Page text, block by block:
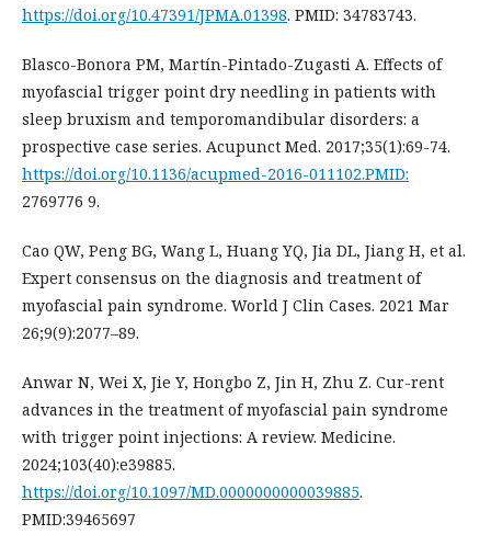
https://doi.org/10.47391/JPMA.01398. PMID: 34783743.
Blasco-Bonora PM, Martín-Pintado-Zugasti A. Effects of
myofascial trigger point dry needling in patients with
sleep bruxism and temporomandibular disorders: a
prospective case series. Acupunct Med. 2017;35(1):69-74.
https://doi.org/10.1136/acupmed-2016-011102.PMID:
2769776 9.
Cao QW, Peng BG, Wang L, Huang YQ, Jia DL, Jiang H, et al.
Expert consensus on the diagnosis and treatment of
myofascial pain syndrome. World J Clin Cases. 2021 Mar
26;9(9):2077–89.
Anwar N, Wei X, Jie Y, Hongbo Z, Jin H, Zhu Z. Cur-rent
advances in the treatment of myofascial pain syndrome
with trigger point injections: A review. Medicine.
2024;103(40):e39885.
https://doi.org/10.1097/MD.0000000000039885.
PMID:39465697